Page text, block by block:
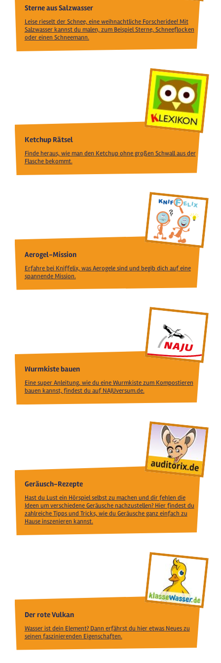
Sterne aus Salzwasser
Leise rieselt der Schnee, eine weihnachtliche Forscheridee! Mit
Salzwasser kannst du malen, zum Beispiel Sterne, Schneeflocken
oder einen Schneemann.
Ketchup Rätsel
Finde heraus, wie man den Ketchup ohne großen Schwall aus der
Flasche bekommt.
Aerogel-Mission
Erfahre bei Kniffelix, was Aerogele sind und begib dich auf eine
spannende Mission.
Wurmkiste bauen
Eine super Anleitung, wie du eine Wurmkiste zum Kompostieren
bauen kannst, findest du auf NAJUversum.de.
Geräusch-Rezepte
Hast du Lust ein Hörspiel selbst zu machen und dir fehlen die
Ideen um verschiedene Geräusche nachzustellen? Hier findest du
zahlreiche Tipps und Tricks, wie du Geräusche ganz einfach zu
Hause inszenieren kannst.
Der rote Vulkan
Wasser ist dein Element? Dann erfährst du hier etwas Neues zu
seinen faszinierenden Eigenschaften.